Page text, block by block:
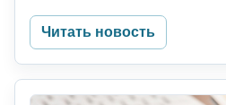
Читать новость